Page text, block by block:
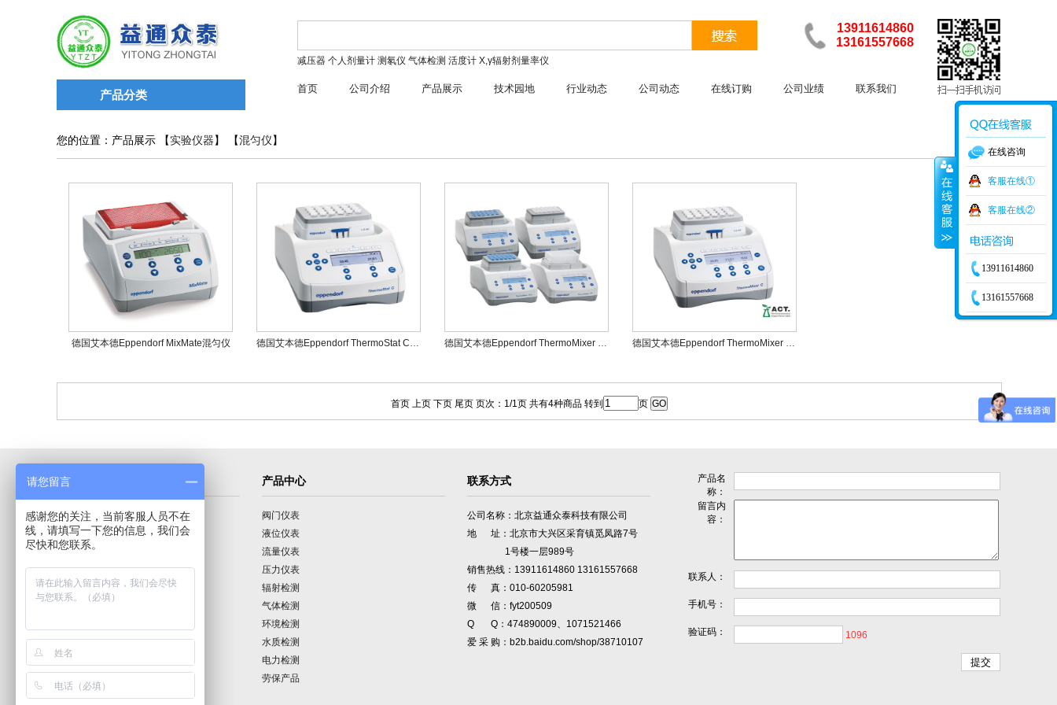
产品分类
13911614860
13161557668
减压器 个人剂量计 测氡仪 气体检测 活度计 X,γ辐射剂量率仪
首页 公司介绍 产品展示 技术园地 行业动态 公司动态 在线订购 公司业绩 联系我们
您的位置：产品展示 【 实验仪器 】 【混匀仪 】
德国艾本德Eppendorf MixMate混匀仪 德国艾本德Eppendorf ThermoStat C混匀仪 德国艾本德Eppendorf ThermoMixer F混匀仪 德国艾本德Eppendorf ThermoMixer C混匀仪
首页 上页 下页 尾页 页次：1/1页 共有4种商品 转到 页
导航菜单
首页
公司介绍
产品展示
技术园地
行业动态
联系我们
产品中心
阀门仪表
液位仪表
流量仪表
压力仪表
辐射检测
气体检测
环境检测
水质检测
电力检测
劳保产品
联系方式
公司名称：北京益通众泰科技有限公司
地 址：北京市大兴区采育镇觅凤路7号
1号楼一层989号
销售热线：13911614860 13161557668
传 真：010-60205981
微 信：fyt200509
Q Q：474890009、1071521466
爱 采 购：b2b.baidu.com/shop/38710107
产品名
称：
留言内
容：
联系人：
手机号：
验证码： 1096
在线咨询
客服在线①
客服在线②
13911614860
13161557668
请您留言
感谢您的关注，当前客服人员不在
线，请填写一下您的信息，我们会
尽快和您联系。